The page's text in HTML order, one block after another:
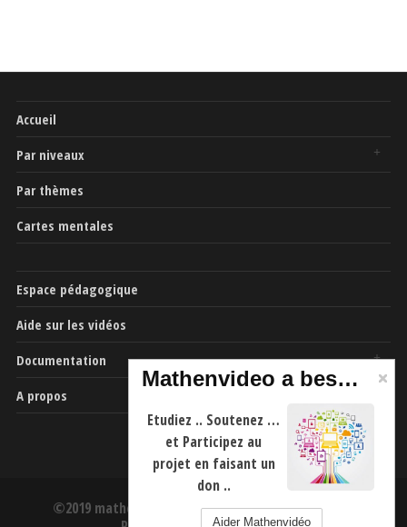
Accueil
Par niveaux
Par thèmes
Cartes mentales
Espace pédagogique
Aide sur les vidéos
Documentation
A propos
©2019 mathenvideo.fr -CGU-Mentions Légales
Mathenvideo a besoin de vous
Etudiez .. Soutenez …
et Participez au
projet en faisant un
don ..
Aider Mathenvidéo